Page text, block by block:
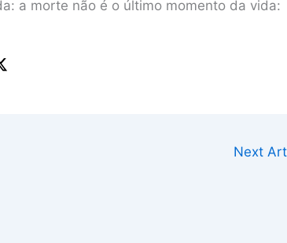
a morte não é o último momento da vida:
Next